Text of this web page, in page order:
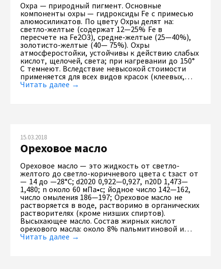
Охра — природный пигмент. Основные
компоненты охры — гидроксиды Fe с примесью
алюмосиликатов. По цвету Охры делят на:
светло-желтые (содержат 12—25% Fe в
пересчете на Fe2O3), средне-желтые (25—40%),
золотисто-желтые (40— 75%). Охры
атмосферостойки, устойчивы к действию слабых
кислот, щелочей, света; при нагревании до 150°
С темнеют. Вследствие невысокой стоимости
применяется для всех видов красок (клеевых,…
Читать далее →
15.03.2018
Ореховое масло
Ореховое масло — это жидкость от светло-
желтого до светло-коричневого цвета с tзаст от
— 14 до —28°С; d2020 0,922—0,927, n20D 1,473—
1,480; n около 60 мПа•с; йодное число 142—162,
число омыления 186—197; Ореховое масло не
растворяется в воде, растворимо в органических
растворителях (кроме низших спиртов).
Высыхающее масло. Состав жирных кислот
орехового масла: около 8% пальмитиновой и…
Читать далее →